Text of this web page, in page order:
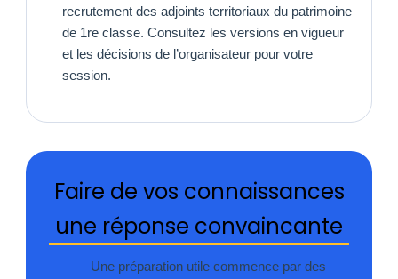
recrutement des adjoints territoriaux du patrimoine
de 1re classe. Consultez les versions en vigueur
et les décisions de l’organisateur pour votre
session.
Faire de vos connaissances
une réponse convaincante
Une préparation utile commence par des